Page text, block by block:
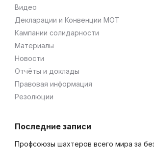
Видео
Декларации и Конвенции МОТ
Кампании солидарности
Материалы
Новости
Отчёты и доклады
Правовая информация
Резолюции
Последние записи
Профсоюзы шахтеров всего мира за